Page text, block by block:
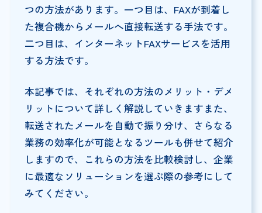
つの方法があります。一つ目は、FAXが到着し
た複合機からメールへ直接転送する手法です。
二つ目は、インターネットFAXサービスを活用
する方法です。
本記事では、それぞれの方法のメリット・デメ
リットについて詳しく解説していきますまた、
転送されたメールを自動で振り分け、さらなる
業務の効率化が可能となるツールも併せて紹介
しますので、これらの方法を比較検討し、企業
に最適なソリューションを選ぶ際の参考にして
みてください。